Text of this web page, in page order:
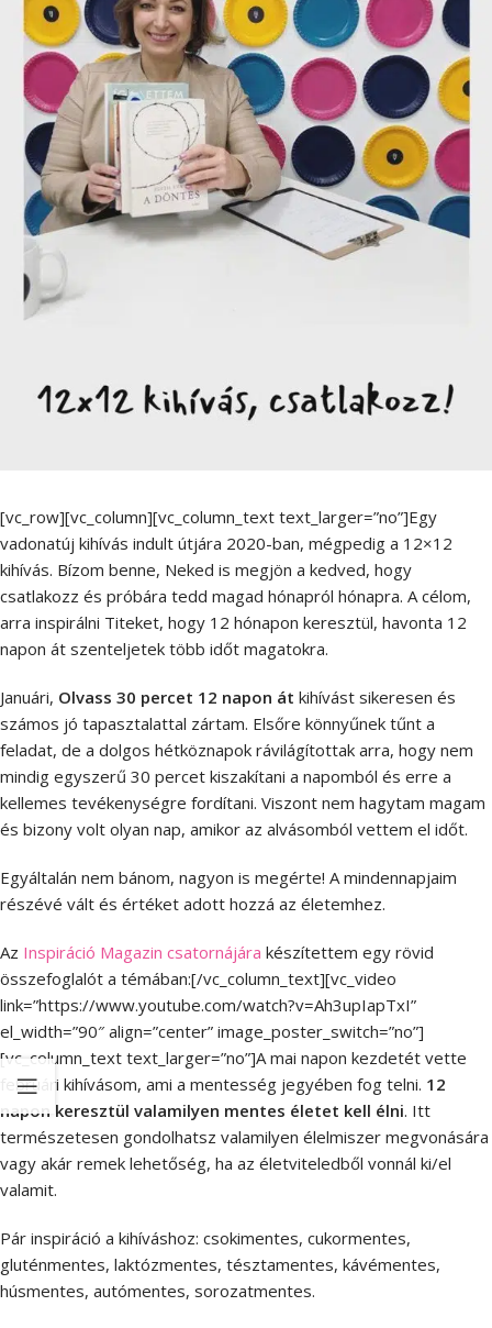
[vc_row][vc_column][vc_column_text text_larger=”no”]Egy
vadonatúj kihívás indult útjára 2020-ban, mégpedig a 12×12
kihívás. Bízom benne, Neked is megjön a kedved, hogy
csatlakozz és próbára tedd magad hónapról hónapra. A célom,
arra inspirálni Titeket, hogy 12 hónapon keresztül, havonta 12
napon át szenteljetek több időt magatokra.
Januári, Olvass 30 percet 12 napon át kihívást sikeresen és
számos jó tapasztalattal zártam. Elsőre könnyűnek tűnt a
feladat, de a dolgos hétköznapok rávilágítottak arra, hogy nem
mindig egyszerű 30 percet kiszakítani a napomból és erre a
kellemes tevékenységre fordítani. Viszont nem hagytam magam
és bizony volt olyan nap, amikor az alvásomból vettem el időt.
Egyáltalán nem bánom, nagyon is megérte! A mindennapjaim
részévé vált és értéket adott hozzá az életemhez.
Az Inspiráció Magazin csatornájára készítettem egy rövid
összefoglalót a témában:[/vc_column_text][vc_video
link=”https://www.youtube.com/watch?v=Ah3upIapTxI”
el_width=”90″ align=”center” image_poster_switch=”no”]
[vc_column_text text_larger=”no”]A mai napon kezdetét vette
februári kihívásom, ami a mentesség jegyében fog telni. 12
napon keresztül valamilyen mentes életet kell élni. Itt
természetesen gondolhatsz valamilyen élelmiszer megvonására
vagy akár remek lehetőség, ha az életviteledből vonnál ki/el
valamit.
Pár inspiráció a kihíváshoz: csokimentes, cukormentes,
gluténmentes, laktózmentes, tésztamentes, kávémentes,
húsmentes, autómentes, sorozatmentes.